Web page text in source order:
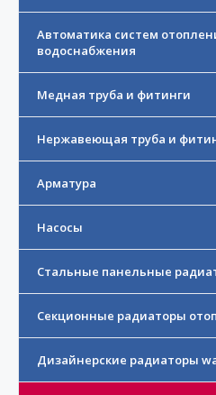
Автоматика систем
водоснабжения
Медная труба и фитинги
Нержавеющая труба и
Арматура
Насосы
Стальные панельные
Секционные радиаторы
Дизайнерские радиаторы